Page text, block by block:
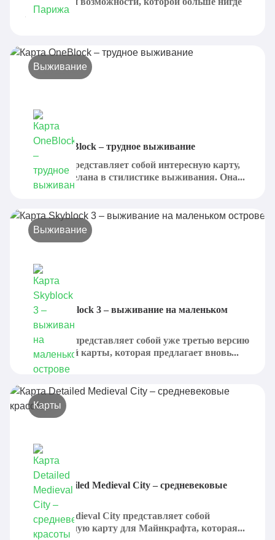
нет -...
Выживание
Карта OneBlock – трудное выживание
OneBlock представляет собой интересную карту,
которая сделана в стилистике выживания. Она...
Выживание
Карта Skyblock 3 – выживание на маленьком
острове
Skyblock 3 представляет собой уже третью версию
популярной карты, которая предлагает вновь...
Карты
Карта Detailed Medieval City – средневековые
Detailed Medieval City представляет собой
великолепную карту для Майнкрафта, которая...